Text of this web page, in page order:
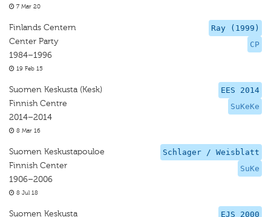
7 Mar 20
Ray (1999)
CP
Finlands Centern
Center Party
1984–1996
19 Feb 15
EES 2014
SuKeKe
Suomen Keskusta (Kesk)
Finnish Centre
2014–2014
8 Mar 16
Schlager / Weisblatt
SuKe
Suomen Keskustapouloe
Finnish Center
1906–2006
8 Jul 18
EJS 2000
Suomen Keskusta